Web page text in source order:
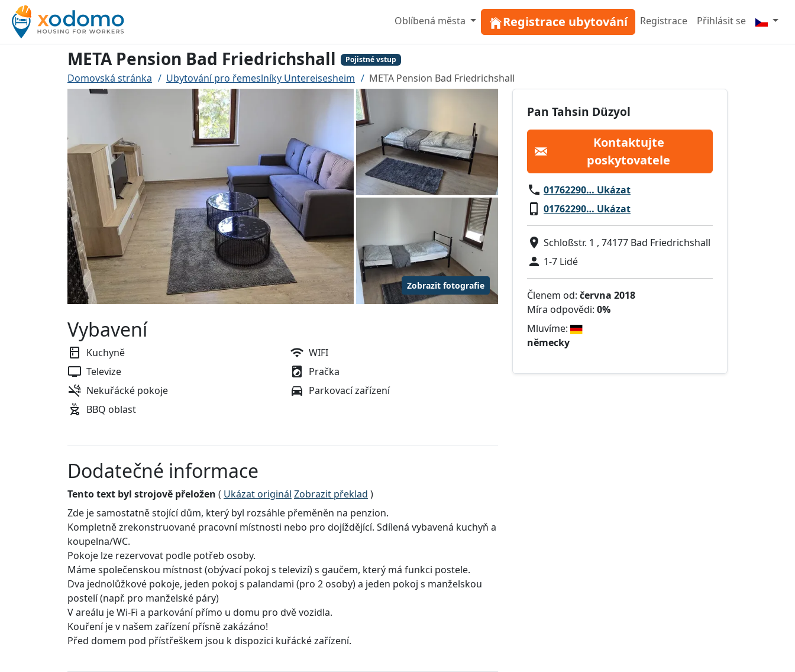
Oblíbená města Registrace ubytování Registrace Přihlásit se
META Pension Bad Friedrichshall Pojistné vstup
Domovská stránka Ubytování pro řemeslníky Untereisesheim META Pension Bad Friedrichshall
Zobrazit fotografie
Pan Tahsin Düzyol
Kontaktujte
poskytovatele
01762290… Ukázat
01762290… Ukázat
Schloßstr. 1 , 74177 Bad Friedrichshall
1-7 Lidé
Členem od: června 2018
Míra odpovědi: 0%
Mluvíme:
německy
Vybavení
Kuchyně
WIFI
Televize
Pračka
Nekuřácké pokoje
Parkovací zařízení
BBQ oblast
Dodatečné informace
Tento text byl strojově přeložen ( Ukázat originál Zobrazit překlad )
Zde je samostatně stojící dům, který byl rozsáhle přeměněn na penzion.
Kompletně zrekonstruované pracovní místnosti nebo pro dojíždějící. Sdílená vybavená kuchyň a
koupelna/WC.
Pokoje lze rezervovat podle potřeb osoby.
Máme společenskou místnost (obývací pokoj s televizí) s gaučem, který má funkci postele.
Dva jednolůžkové pokoje, jeden pokoj s palandami (pro 2 osoby) a jeden pokoj s manželskou
postelí (např. pro manželské páry)
V areálu je Wi-Fi a parkování přímo u domu pro dvě vozidla.
Kouření je v našem zařízení přísně zakázáno!
Před domem pod přístřeškem jsou k dispozici kuřácké zařízení.